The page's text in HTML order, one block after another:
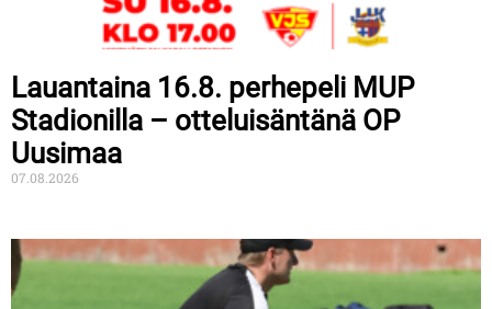
Lauantaina 16.8. perhepeli MUP
Stadionilla – otteluisäntänä OP
Uusimaa
07.08.2026